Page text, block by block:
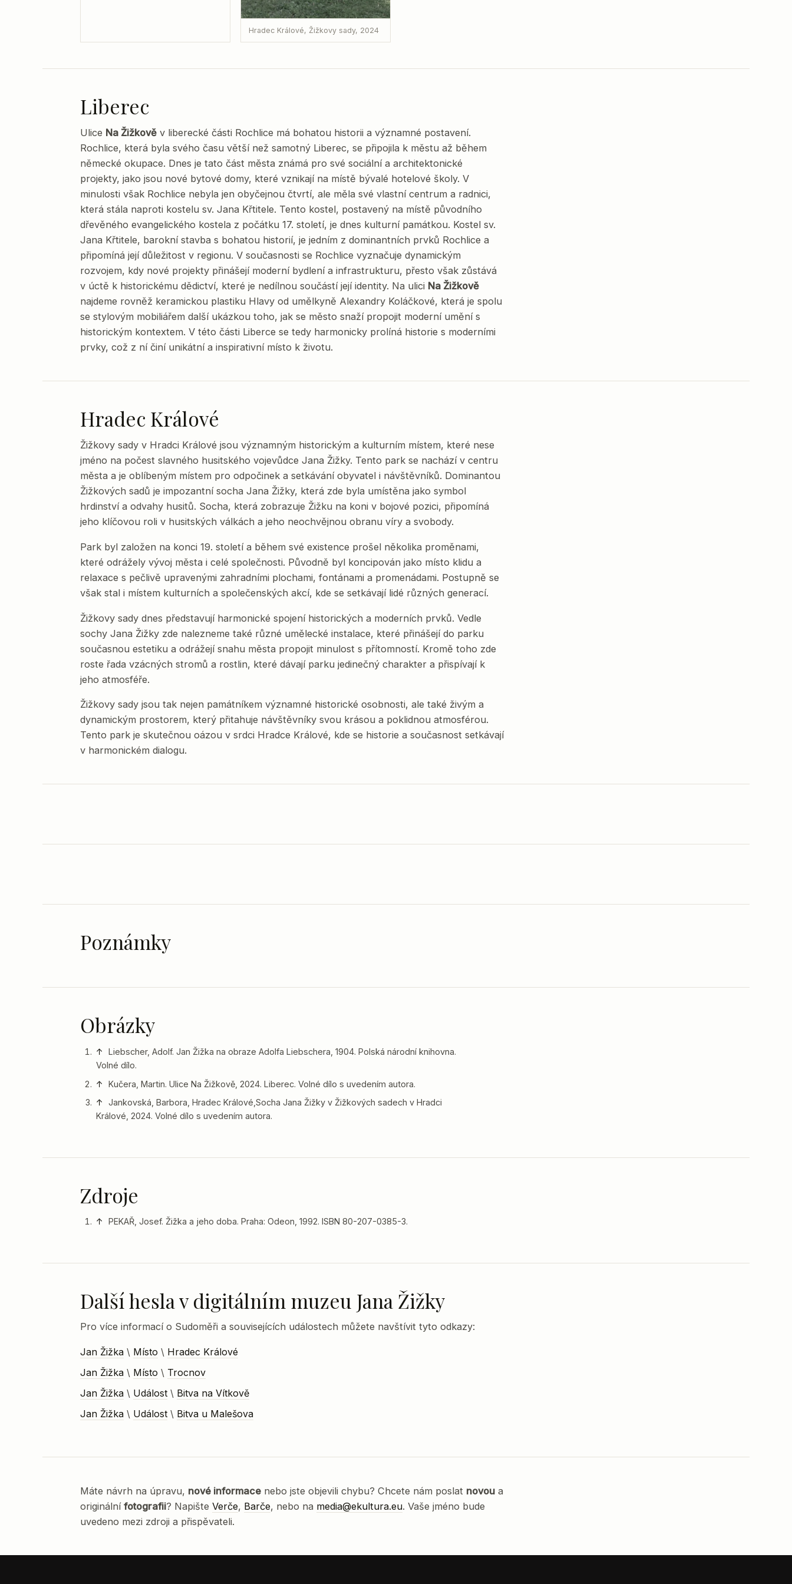
Hradec Králové, Žižkovy sady, 2024
Liberec
Ulice Na Žižkově v liberecké části Rochlice má bohatou historii a významné postavení.
Rochlice, která byla svého času větší než samotný Liberec, se připojila k městu až během
německé okupace. Dnes je tato část města známá pro své sociální a architektonické
projekty, jako jsou nové bytové domy, které vznikají na místě bývalé hotelové školy. V
minulosti však Rochlice nebyla jen obyčejnou čtvrtí, ale měla své vlastní centrum a radnici,
která stála naproti kostelu sv. Jana Křtitele. Tento kostel, postavený na místě původního
dřevěného evangelického kostela z počátku 17. století, je dnes kulturní památkou. Kostel sv.
Jana Křtitele, barokní stavba s bohatou historií, je jedním z dominantních prvků Rochlice a
připomíná její důležitost v regionu. V současnosti se Rochlice vyznačuje dynamickým
rozvojem, kdy nové projekty přinášejí moderní bydlení a infrastrukturu, přesto však zůstává
v úctě k historickému dědictví, které je nedílnou součástí její identity. Na ulici Na Žižkově
najdeme rovněž keramickou plastiku Hlavy od umělkyně Alexandry Koláčkové, která je spolu
se stylovým mobiliářem další ukázkou toho, jak se město snaží propojit moderní umění s
historickým kontextem. V této části Liberce se tedy harmonicky prolíná historie s moderními
prvky, což z ní činí unikátní a inspirativní místo k životu.
Hradec Králové
Žižkovy sady v Hradci Králové jsou významným historickým a kulturním místem, které nese
jméno na počest slavného husitského vojevůdce Jana Žižky. Tento park se nachází v centru
města a je oblíbeným místem pro odpočinek a setkávání obyvatel i návštěvníků. Dominantou
Žižkových sadů je impozantní socha Jana Žižky, která zde byla umístěna jako symbol
hrdinství a odvahy husitů. Socha, která zobrazuje Žižku na koni v bojové pozici, připomíná
jeho klíčovou roli v husitských válkách a jeho neochvějnou obranu víry a svobody.
Park byl založen na konci 19. století a během své existence prošel několika proměnami,
které odrážely vývoj města i celé společnosti. Původně byl koncipován jako místo klidu a
relaxace s pečlivě upravenými zahradními plochami, fontánami a promenádami. Postupně se
však stal i místem kulturních a společenských akcí, kde se setkávají lidé různých generací.
Žižkovy sady dnes představují harmonické spojení historických a moderních prvků. Vedle
sochy Jana Žižky zde nalezneme také různé umělecké instalace, které přinášejí do parku
současnou estetiku a odrážejí snahu města propojit minulost s přítomností. Kromě toho zde
roste řada vzácných stromů a rostlin, které dávají parku jedinečný charakter a přispívají k
jeho atmosféře.
Žižkovy sady jsou tak nejen památníkem významné historické osobnosti, ale také živým a
dynamickým prostorem, který přitahuje návštěvníky svou krásou a poklidnou atmosférou.
Tento park je skutečnou oázou v srdci Hradce Králové, kde se historie a současnost setkávají
v harmonickém dialogu.
Poznámky
Obrázky
↑
Liebscher, Adolf. Jan Žižka na obraze Adolfa Liebschera, 1904. Polská národní knihovna.
Volné dílo.
↑
Kučera, Martin. Ulice Na Žižkově, 2024. Liberec. Volné dílo s uvedením autora.
↑
Jankovská, Barbora, Hradec Králové,Socha Jana Žižky v Žižkových sadech v Hradci
Králové, 2024. Volné dílo s uvedením autora.
Zdroje
↑ PEKAŘ, Josef. Žižka a jeho doba. Praha: Odeon, 1992. ISBN 80-207-0385-3.
Další hesla v digitálním muzeu Jana Žižky
Pro více informací o Sudoměři a souvisejících událostech můžete navštívit tyto odkazy:
Jan Žižka \ Místo \ Hradec Králové
Jan Žižka \ Místo \ Trocnov
Jan Žižka \ Událost \ Bitva na Vítkově
Jan Žižka \ Událost \ Bitva u Malešova
Máte návrh na úpravu, nové informace nebo jste objevili chybu? Chcete nám poslat novou a
originální fotografii? Napište Verče, Barče, nebo na media@ekultura.eu. Vaše jméno bude
uvedeno mezi zdroji a přispěvateli.